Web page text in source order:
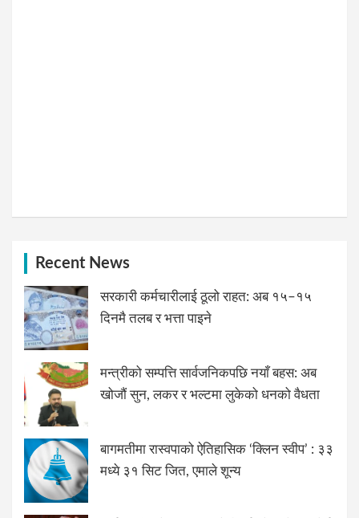
Recent News
सरकारी कर्मचारीलाई ठूलो राहत: अब १५–१५
दिनमै तलब र भत्ता पाइने
मन्त्रीको सम्पत्ति सार्वजनिकपछि नयाँ बहस: अब
खोजौं सुन, लकर र भल्टमा लुकेको धनको वैधता
बागमतीमा रास्वपाको ऐतिहासिक ‘क्लिन स्वीप’ : ३३
मध्ये ३१ सिट जित, एमाले शून्य